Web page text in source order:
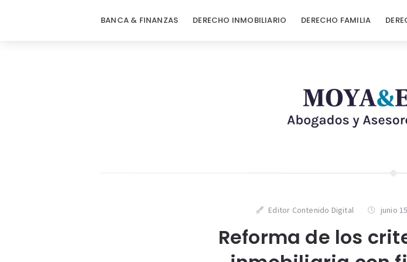
BANCA & FINANZAS DERECHO INMOBILIARIO DERECHO FAMILIA
Editor Contenido Digital junio
Reforma de los